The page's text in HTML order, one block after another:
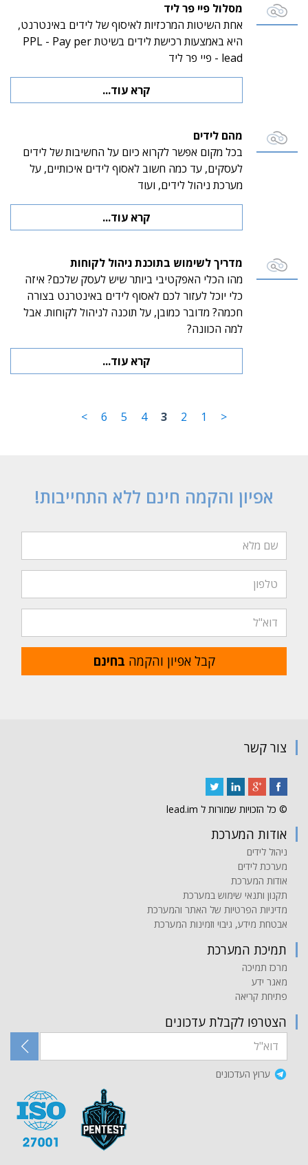
מסלול פיי פר ליד
אחת השיטות המרכזיות לאיסוף של לידים באינטרנט,
היא באמצעות רכישת לידים בשיטת PPL - Pay per
lead - פיי פר ליד
קרא עוד...
מהם לידים
בכל מקום אפשר לקרוא כיום על החשיבות של לידים
לעסקים, עד כמה חשוב לאסוף לידים איכותיים, על
מערכת ניהול לידים, ועוד
קרא עוד...
מדריך לשימוש בתוכנת ניהול לקוחות
מהו הכלי האפקטיבי ביותר שיש לעסק שלכם? איזה
כלי יוכל לעזור לכם לאסוף לידים באינטרנט בצורה
חכמה? מדובר כמובן, על תוכנה לניהול לקוחות. אבל
למה הכוונה?
קרא עוד...
<
1
2
3
4
5
6
>
אפיון והקמה חינם ללא התחייבות!
קבל אפיון והקמה בחינם
צור קשר
© כל הזכויות שמורות ל lead.im
אודות המערכת
ניהול לידים
מערכת לידים
אודות המערכת
תקנון ותנאי שימוש במערכת
מדיניות הפרטיות של האתר והמערכת
אבטחת מידע, גיבוי וזמינות המערכת
תמיכת המערכת
מרכז תמיכה
מאגר ידע
פתיחת קריאה
הצטרפו לקבלת עדכונים
ערוץ העדכונים